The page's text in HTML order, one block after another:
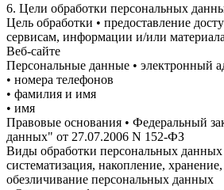
6. Цели обработки персональных
Цель обработки • предоставление
сервисам, информации и/или
Веб-сайте
Персональные данные • электронный
• номера телефонов
• фамилия и имя
• имя
Правовые основания • Федеральный
данных" от 27.07.2006 N 152-ФЗ
Виды обработки персональных данных
систематизация, накопление,
обезличивание персональных данных